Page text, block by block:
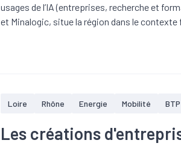
usages de l’IA (entreprises, recherche et
et Minalogic, situe la région dans le
Loire Rhône Energie Mobilité BTP
Les créations